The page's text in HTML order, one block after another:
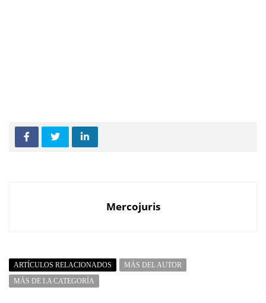
Mercojuris
ARTÍCULOS RELACIONADOS
MÁS DEL AUTOR
MÁS DE LA CATEGORÍA